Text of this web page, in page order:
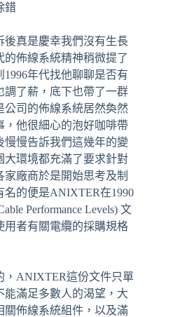
錯
後真是慶幸我們沒有生長
佈線系統精神稍微提了
年代找他聊聊是否有
調了薪，底下也帶了一群
公司的佈線系統居然奐然
他很細心的泡好咖啡帶
慢告訴我們這幾年的變
大環境都充滿了要求針對
廠商於是開始思考及制
的便是ANIXTER在1990
Performance Levels) 文
用者有關電纜的採購規格
，ANIXTER這份文件只單
滿足多數人的渴望，大
關佈線系統組件，以及滿